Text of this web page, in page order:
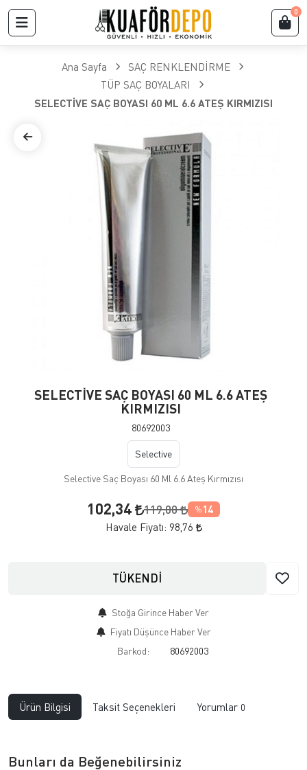
0
Ana Sayfa
SAÇ RENKLENDİRME
TÜP SAÇ BOYALARI
SELECTİVE SAÇ BOYASI 60 ML 6.6 ATEŞ KIRMIZISI
SELECTİVE SAÇ BOYASI 60 ML 6.6 ATEŞ
KIRMIZISI
80692003
Selective
Selective Saç Boyası 60 Ml 6.6 Ateş Kırmızısı
102,34 119,00 % 14
Havale Fiyatı: 98,76
TÜKENDİ
Stoğa Girince Haber Ver
Fiyatı Düşünce Haber Ver
Barkod:
80692003
Ürün Bilgisi Taksit Seçenekleri Yorumlar 0
Bunları da Beğenebilirsiniz